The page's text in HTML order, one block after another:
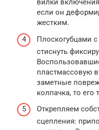
вилки
если он
жестким.
Плоскогубцами
стиснуть
пластмассовую
заметные
колпачка, то
Открепляем
сцепления: